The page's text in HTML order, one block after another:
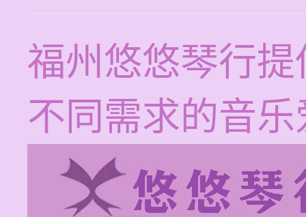
福州悠悠琴行
不同需求的音